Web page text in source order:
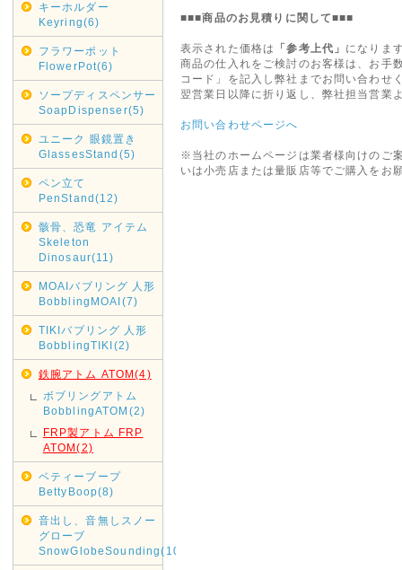
キーホルダー
Keyring(6)
フラワーポット
FlowerPot(6)
ソープディスペンサー
SoapDispenser(5)
ユニーク 眼鏡置き
GlassesStand(5)
ペン立て
PenStand(12)
骸骨、恐竜 アイテム
Skeleton
Dinosaur(11)
MOAIバブリング 人形
BobblingMOAI(7)
TIKIバブリング 人形
BobblingTIKI(2)
鉄腕アトム ATOM(4)
ボブリングアトム
BobblingATOM(2)
FRP製アトム FRP
ATOM(2)
ベティーブープ
BettyBoop(8)
音出し、音無しスノー
グローブ
SnowGlobeSounding(10)
■■■商品のお見積りに関して■■■
表示された価格は 「参考上代」 になりま
商品の仕入れをご検討のお客様は、お手
コード」を記入し弊社までお問い合わせ
翌営業日以降に折り返し、弊社担当営業
お問い合わせページへ
※当社のホームページは業者様向けのご
いは小売店または量販店等でご購入をお